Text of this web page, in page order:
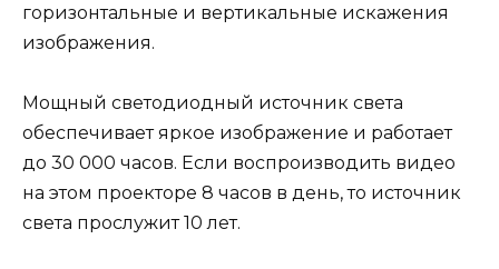
горизонтальные и вертикальные искажения
изображения.
Мощный светодиодный источник света
обеспечивает яркое изображение и работает
до 30 000 часов. Если воспроизводить видео
на этом проекторе 8 часов в день, то источник
света прослужит 10 лет.